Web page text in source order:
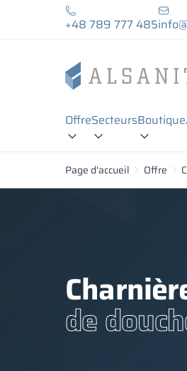
+48 789 777 485
OffreSecteursBoutique
Page d'accueil Offre
de